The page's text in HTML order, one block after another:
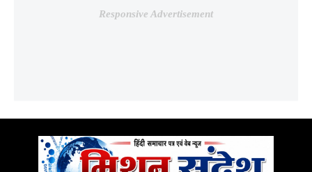
Responsive Advertisement